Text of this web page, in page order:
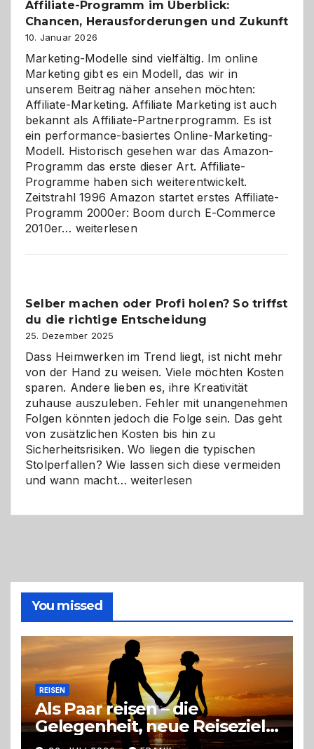
Affiliate-Programm im Überblick:
Chancen, Herausforderungen und Zukunft
10. Januar 2026
Marketing-Modelle sind vielfältig. Im online
Marketing gibt es ein Modell, das wir in
unserem Beitrag näher ansehen möchten:
Affiliate-Marketing. Affiliate Marketing ist auch
bekannt als Affiliate-Partnerprogramm. Es ist
ein performance-basiertes Online-Marketing-
Modell. Historisch gesehen war das Amazon-
Programm das erste dieser Art. Affiliate-
Programme haben sich weiterentwickelt.
Zeitstrahl 1996 Amazon startet erstes Affiliate-
Programm 2000er: Boom durch E-Commerce
2010er… Affiliate-
Herausforderungen
und
Zukunft
weiterlesen
Selber machen oder Profi holen? So triffst
du die richtige Entscheidung
25. Dezember 2025
Dass Heimwerken im Trend liegt, ist nicht mehr
von der Hand zu weisen. Viele möchten Kosten
sparen. Andere lieben es, ihre Kreativität
zuhause auszuleben. Fehler mit unangenehmen
Folgen könnten jedoch die Folge sein. Das geht
von zusätzlichen Kosten bis hin zu
Sicherheitsrisiken. Wo liegen die typischen
Stolperfallen? Wie lassen sich diese vermeiden
und wann macht…Selber
richtige
Entscheidung
weiterlesen
You missed
REISEN
Als Paar reisen – die
Gelegenheit, neue Reiseziele
zu entdecken